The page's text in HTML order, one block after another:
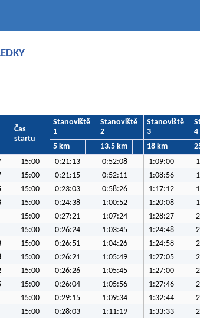
Čas
startu
Stanoviště
1
Stanoviště
2
Stanoviště
3
4
5 km 13.5 km 18 km
15:00 0:21:13 0:52:08 1:09:00
15:00 0:21:15 0:52:11 1:08:56
15:00 0:23:03 0:58:26 1:17:12
15:00 0:24:38 1:00:52 1:20:08
15:00 0:27:21 1:07:24 1:28:27
15:00 0:26:24 1:03:45 1:24:48
15:00 0:26:51 1:04:26 1:24:58
15:00 0:26:21 1:05:49 1:27:05
15:00 0:26:26 1:05:45 1:27:00
15:00 0:26:04 1:05:56 1:27:46
15:00 0:29:15 1:09:34 1:32:44
15:00 0:28:03 1:11:19 1:33:33